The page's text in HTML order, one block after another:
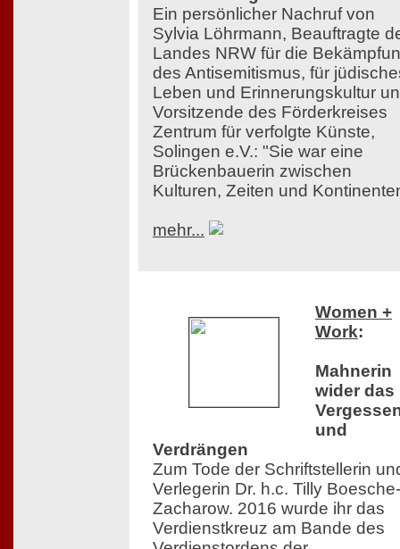
Ein persönlicher Nachruf von
Sylvia Löhrmann, Beauftragte
Landes NRW für die
des Antisemitismus, für
Leben und Erinnerungskultur
Vorsitzende des Förderkreises
Zentrum für verfolgte Künste,
Solingen e.V.: "Sie war eine
Brückenbauerin zwischen
Kulturen, Zeiten und
mehr...
Women +
Work:
Mahnerin
wider das
und
Verdrängen
Zum Tode der Schriftstellerin
Verlegerin Dr. h.c. Tilly Boesche-
Zacharow. 2016 wurde ihr das
Verdienstkreuz am Bande des